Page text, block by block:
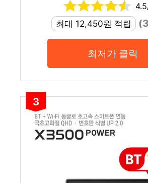
최대 12,450원 적립
최저가 클릭
3